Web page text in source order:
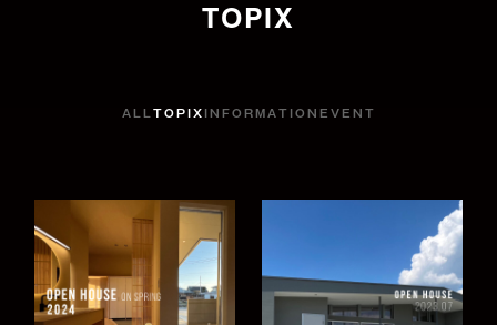
TOPIX
ALL TOPIX INFORMATION EVENT